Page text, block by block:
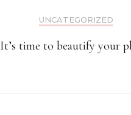
UNCATEGORIZED
It’s time to beautify your